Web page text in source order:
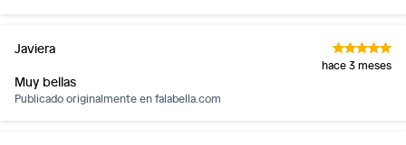
Javiera
hace 3 meses
Muy bellas
Publicado originalmente enfalabella.com